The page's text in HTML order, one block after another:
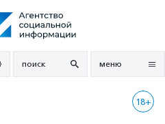
поиск меню
18+